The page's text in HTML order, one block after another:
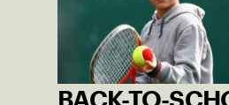
BACK-TO-